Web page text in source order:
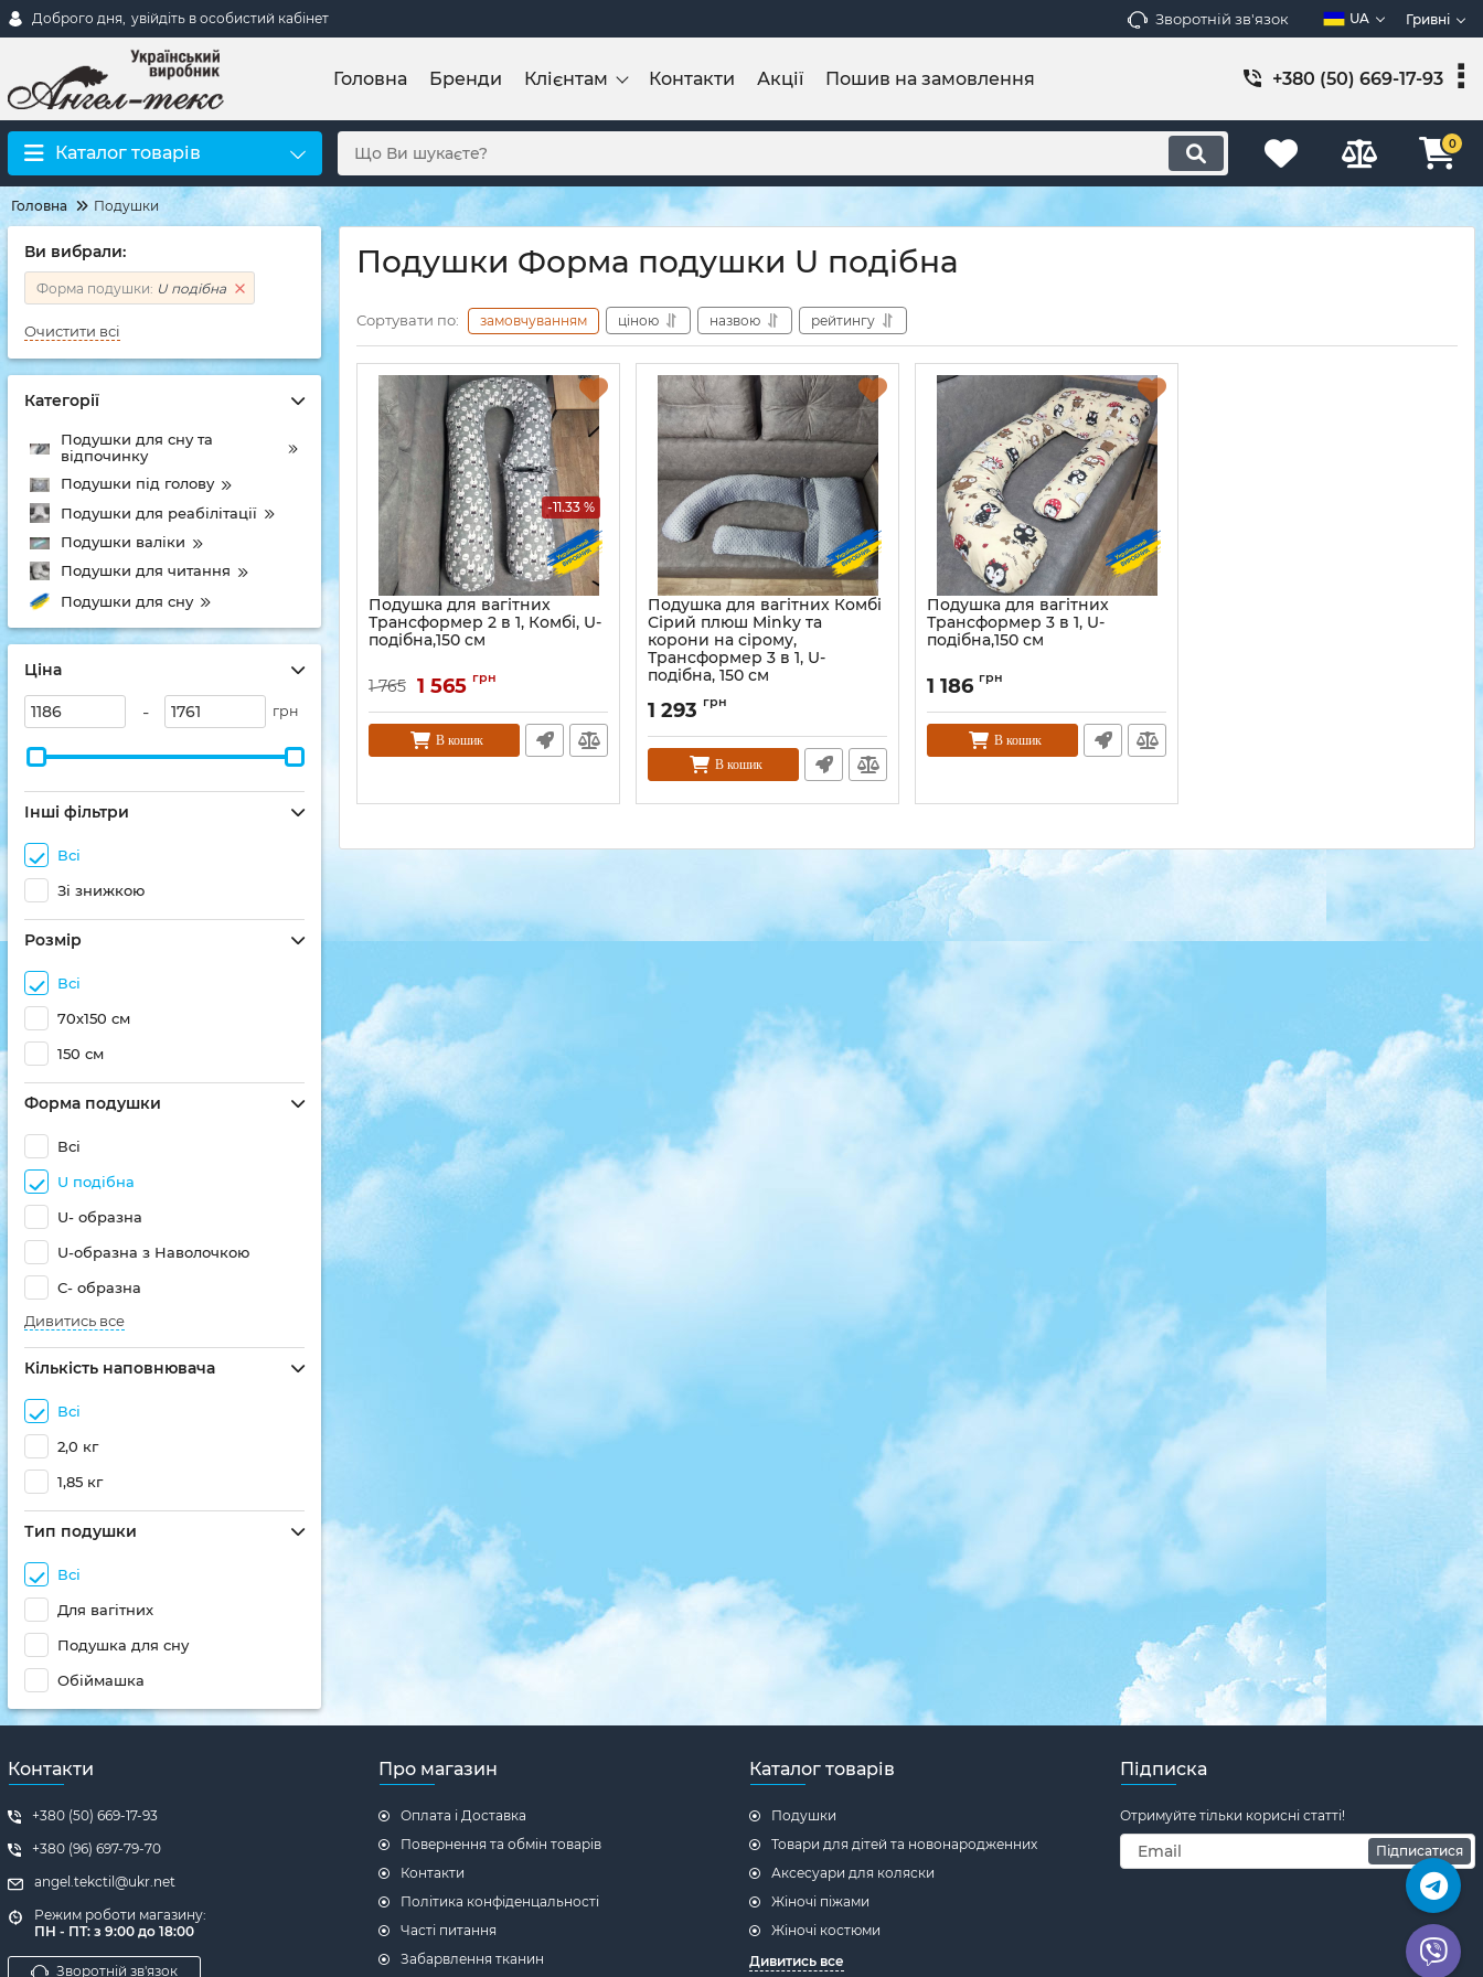
Доброго дня, увійдіть в особистий кабінет Зворотній зв'язок UA Гривні
Головна Бренди Клієнтам Контакти Акції Пошив на замовлення +380 (50) 669-17-93
Каталог товарів 0
Головна Подушки
Ви вибрали:
Форма подушки: U подібна
Очистити всі
Категорії
Подушки для сну та
відпочинку
Подушки під голову
Подушки для реабілітації
Подушки валіки
Подушки для читання
Подушки для сну
Ціна
- грн
Інші фільтри
Всі
Зі знижкою
Розмір
Всі
70х150 см
150 см
Форма подушки
Всі
U подібна
U- образна
U-образна з Наволочкою
С- образна
Дивитись все
Кількість наповнювача
Всі
2,0 кг
1,85 кг
Тип подушки
Всі
Для вагітних
Подушка для сну
Обіймашка
Подушки Форма подушки U подібна
Сортувати по: замовчуванням ціною назвою рейтингу
-11.33 %
Подушка для вагітних
Трансформер 2 в 1, Комбі, U-
подібна,150 см
1 765 1 565 грн
В кошик
Подушка для вагітних Комбі
Сірий плюш Minky та
корони на сірому,
Трансформер 3 в 1, U-
подібна, 150 см
1 293 грн
В кошик
Подушка для вагітних
Трансформер 3 в 1, U-
подібна,150 см
1 186 грн
В кошик
Контакти
+380 (50) 669-17-93
+380 (96) 697-79-70
angel.tekctil@ukr.net
Режим роботи магазину:
ПН - ПТ: з 9:00 до 18:00
Зворотній зв'язок
Про магазин
Оплата і Доставка
Повернення та обмін товарів
Контакти
Політика конфіденцальності
Часті питання
Забарвлення тканин
Каталог товарів
Подушки
Товари для дітей та новонародженних
Аксесуари для коляски
Жіночі піжами
Жіночі костюми
Дивитись все
Підписка
Отримуйте тільки корисні статті!
Підписатися